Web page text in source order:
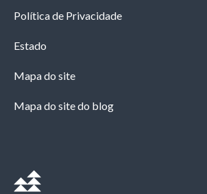
Política de Privacidade
Estado
Mapa do site
Mapa do site do blog